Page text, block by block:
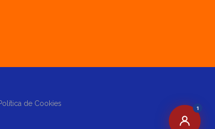
de Cookies
1